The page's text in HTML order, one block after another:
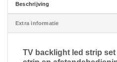
Beschrijving
Extra informatie
TV backlight led strip set